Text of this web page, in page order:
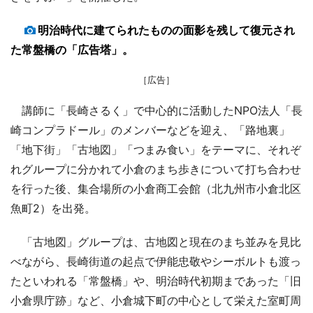
明治時代に建てられたものの面影を残して復元され
た常盤橋の「広告塔」。
［広告］
講師に「長崎さるく」で中心的に活動したNPO法人「長
崎コンプラドール」のメンバーなどを迎え、「路地裏」
「地下街」「古地図」「つまみ食い」をテーマに、それぞ
れグループに分かれて小倉のまち歩きについて打ち合わせ
を行った後、集合場所の小倉商工会館（北九州市小倉北区
魚町2）を出発。
「古地図」グループは、古地図と現在のまち並みを見比
べながら、長崎街道の起点で伊能忠敬やシーボルトも渡っ
たといわれる「常盤橋」や、明治時代初期まであった「旧
小倉県庁跡」など、小倉城下町の中心として栄えた室町周